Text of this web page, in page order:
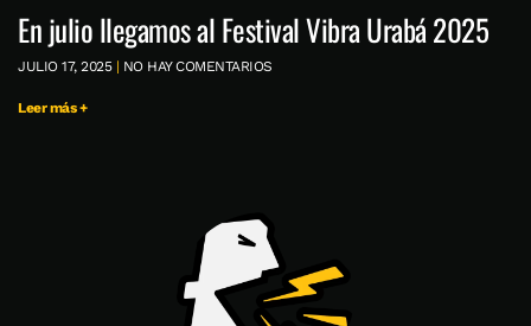
En julio llegamos al Festival Vibra Urabá 2025
JULIO 17, 2025 NO HAY COMENTARIOS
Leer más +